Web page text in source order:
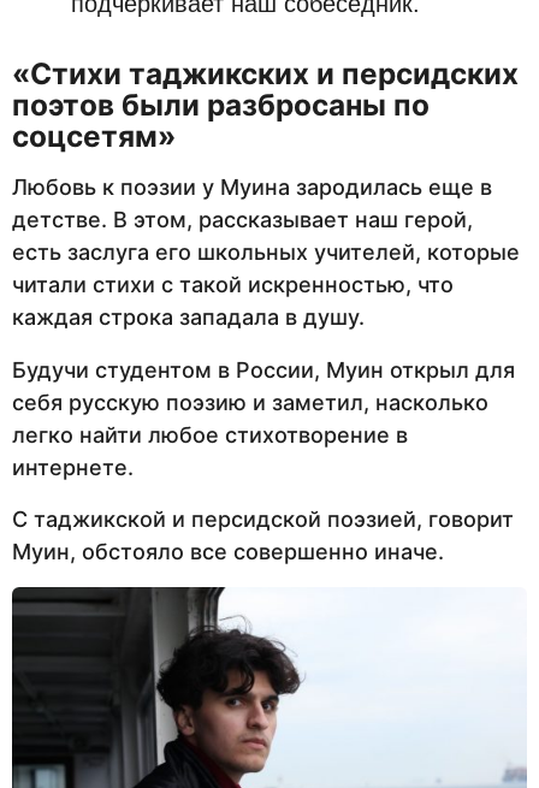
«Стихи таджикских и персидских
поэтов были разбросаны по
соцсетям»
Любовь к поэзии у Муина зародилась еще в
детстве. В этом, рассказывает наш герой,
есть заслуга его школьных учителей, которые
читали стихи с такой искренностью, что
каждая строка западала в душу.
Будучи студентом в России, Муин открыл для
себя русскую поэзию и заметил, насколько
легко найти любое стихотворение в
интернете.
С таджикской и персидской поэзией, говорит
Муин, обстояло все совершенно иначе.